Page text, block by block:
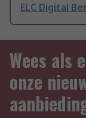
ELC Digital
Wees als
onze